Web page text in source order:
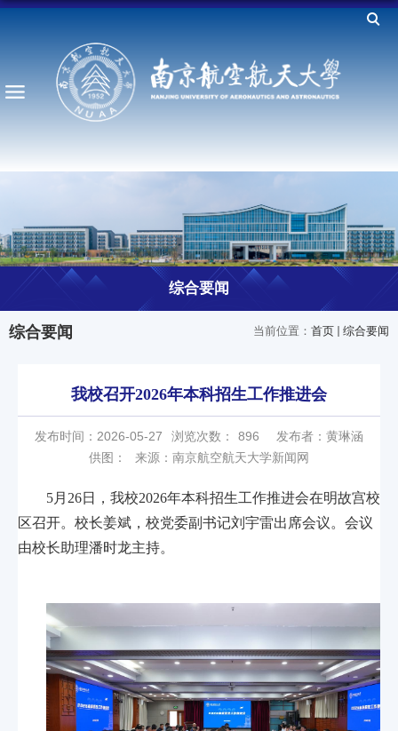
综合要闻
当前位置： 首页 综合要闻
综合要闻
我校召开2026年本科招生工作推进会
发布时间：2026-05-27 浏览次数： 896
发布者：黄琳涵
供图：
来源：南京航空航天大学新闻网
5月26日，我校2026年本科招生工作推进会在明故宫校
区召开。校长姜斌，校党委副书记刘宇雷出席会议。会议
由校长助理潘时龙主持。